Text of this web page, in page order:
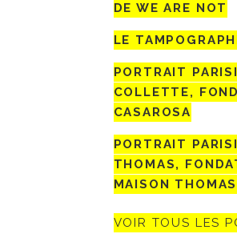
DE WE ARE NOT
LE
PORTRAIT
COLLETTE,
CASAROSA
PORTRAIT
THOMAS,
MAISON THOMAS
VOIR TOUS LES